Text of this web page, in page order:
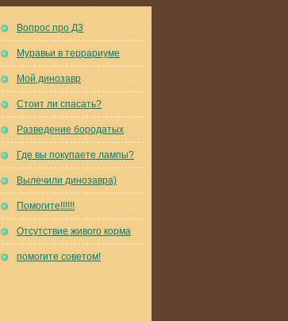
Вопрос про Д3
Муравьи в террариуме
Мой динозавр
Стоит ли спасать?
Разведение бородатых
Где вы покупаете лампы?
Вылечили динозавра)
Помогите!!!!!!
Отсутствие живого корма
помогите советом!